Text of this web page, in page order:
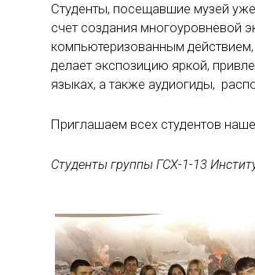
Студенты, посещавшие музей
счет создания многоуровневой
компьютеризованным
делает экспозицию яркой,
языках, а также аудиогиды,
Приглашаем всех студентов
Студенты группы ГСХ-1-13